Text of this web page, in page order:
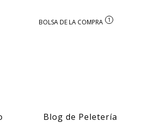
Blog de Peletería
1